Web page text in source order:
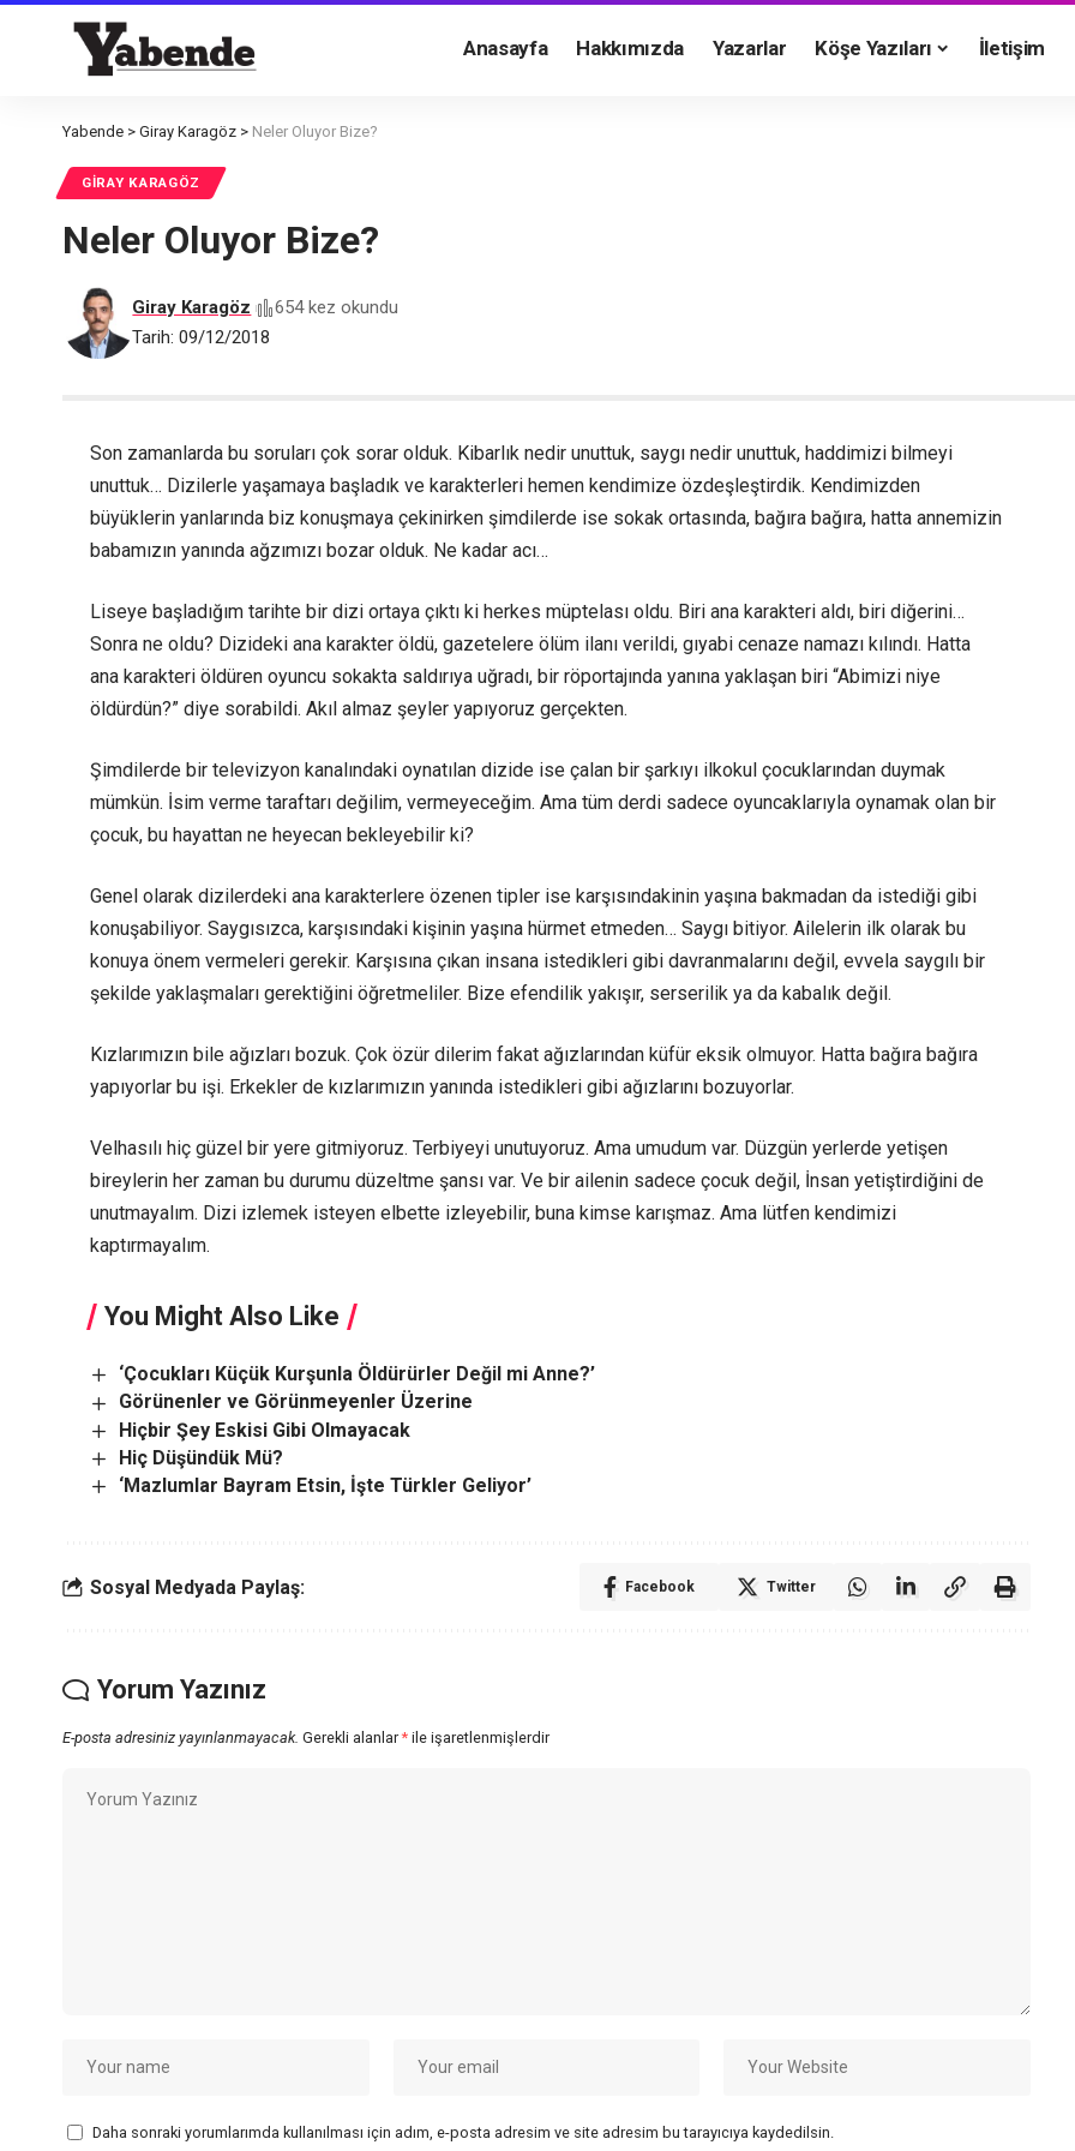
Anasayfa Hakkımızda Yazarlar Köşe Yazıları İletişim
Yabende > Giray Karagöz > Neler Oluyor Bize?
GIRAY KARAGÖZ
Neler Oluyor Bize?
Tarih: 09/12/2018
Giray Karagöz 654 kez okundu
Son zamanlarda bu soruları çok sorar olduk. Kibarlık nedir unuttuk, saygı nedir unuttuk, haddimizi bilmeyi
unuttuk… Dizilerle yaşamaya başladık ve karakterleri hemen kendimize özdeşleştirdik. Kendimizden
büyüklerin yanlarında biz konuşmaya çekinirken şimdilerde ise sokak ortasında, bağıra bağıra, hatta annemizin
babamızın yanında ağzımızı bozar olduk. Ne kadar acı…
Liseye başladığım tarihte bir dizi ortaya çıktı ki herkes müptelası oldu. Biri ana karakteri aldı, biri diğerini…
Sonra ne oldu? Dizideki ana karakter öldü, gazetelere ölüm ilanı verildi, gıyabi cenaze namazı kılındı. Hatta
ana karakteri öldüren oyuncu sokakta saldırıya uğradı, bir röportajında yanına yaklaşan biri “Abimizi niye
öldürdün?” diye sorabildi. Akıl almaz şeyler yapıyoruz gerçekten.
Şimdilerde bir televizyon kanalındaki oynatılan dizide ise çalan bir şarkıyı ilkokul çocuklarından duymak
mümkün. İsim verme taraftarı değilim, vermeyeceğim. Ama tüm derdi sadece oyuncaklarıyla oynamak olan bir
çocuk, bu hayattan ne heyecan bekleyebilir ki?
Genel olarak dizilerdeki ana karakterlere özenen tipler ise karşısındakinin yaşına bakmadan da istediği gibi
konuşabiliyor. Saygısızca, karşısındaki kişinin yaşına hürmet etmeden… Saygı bitiyor. Ailelerin ilk olarak bu
konuya önem vermeleri gerekir. Karşısına çıkan insana istedikleri gibi davranmalarını değil, evvela saygılı bir
şekilde yaklaşmaları gerektiğini öğretmeliler. Bize efendilik yakışır, serserilik ya da kabalık değil.
Kızlarımızın bile ağızları bozuk. Çok özür dilerim fakat ağızlarından küfür eksik olmuyor. Hatta bağıra bağıra
yapıyorlar bu işi. Erkekler de kızlarımızın yanında istedikleri gibi ağızlarını bozuyorlar.
Velhasılı hiç güzel bir yere gitmiyoruz. Terbiyeyi unutuyoruz. Ama umudum var. Düzgün yerlerde yetişen
bireylerin her zaman bu durumu düzeltme şansı var. Ve bir ailenin sadece çocuk değil, İnsan yetiştirdiğini de
unutmayalım. Dizi izlemek isteyen elbette izleyebilir, buna kimse karışmaz. Ama lütfen kendimizi
kaptırmayalım.
You Might Also Like
‘Çocukları Küçük Kurşunla Öldürürler Değil mi Anne?’
Görünenler ve Görünmeyenler Üzerine
Hiçbir Şey Eskisi Gibi Olmayacak
Hiç Düşündük Mü?
‘Mazlumlar Bayram Etsin, İşte Türkler Geliyor’
Sosyal Medyada Paylaş: Facebook Twitter
Yorum Yazınız
E-posta adresiniz yayınlanmayacak. Gerekli alanlar* ile işaretlenmişlerdir
Daha sonraki yorumlarımda kullanılması için adım, e-posta adresim ve site adresim bu tarayıcıya kaydedilsin.